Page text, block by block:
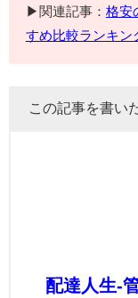
▶関連記事： 格安
すめ比較ランキン
この記事を書い
配達人生-